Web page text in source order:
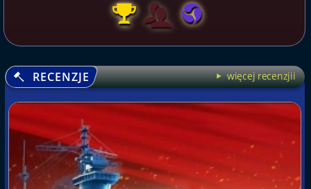
RECENZJE więcej recenzjii